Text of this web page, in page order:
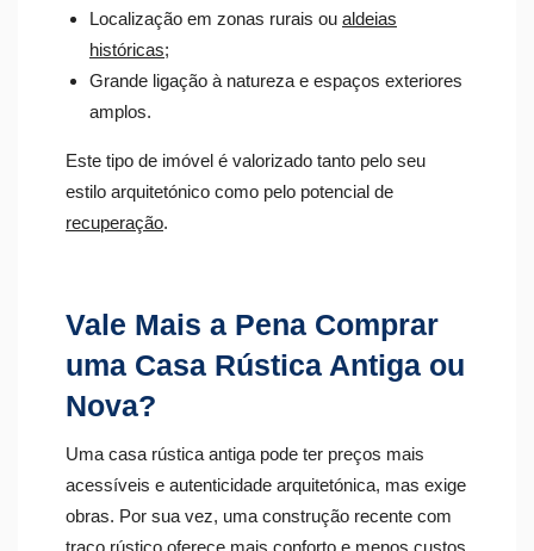
Localização em zonas rurais ou aldeias
históricas;
Grande ligação à natureza e espaços exteriores
amplos.
Este tipo de imóvel é valorizado tanto pelo seu
estilo arquitetónico como pelo potencial de
recuperação.
Vale Mais a Pena Comprar
uma Casa Rústica Antiga ou
Nova?
Uma casa rústica antiga pode ter preços mais
acessíveis e autenticidade arquitetónica, mas exige
obras. Por sua vez, uma construção recente com
traço rústico oferece mais conforto e menos custos